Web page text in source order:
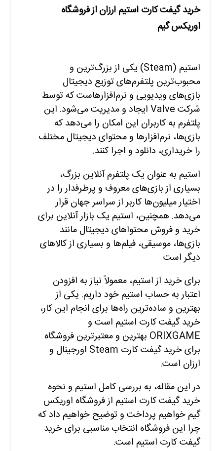
خرید گیفت کارت استیم ارزان از فروشگاه
اوریکس گیم
استیم (Steam) یکی از بزرگ‌ترین و
محبوب‌ترین پلتفرم‌های توزیع دیجیتال
بازی‌های ویدیویی و نرم‌افزارهاست که توسط
شرکت Valve ایجاد و مدیریت می‌شود. این
پلتفرم به کاربران این امکان را می‌دهد که
بازی‌ها، نرم‌افزارها و محتوای دیجیتال مختلف
را خریداری، دانلود و اجرا کنند.
استیم به عنوان یک پلتفرم آنلاین بزرگ،
بسیاری از بازی‌های معروف و پرطرفدار را در
اختیار میلیون‌ها کاربر از سراسر جهان قرار
می‌دهد. همچنین، استیم یک بازار آنلاین برای
خرید و فروش محتواهای دیجیتال مانند
بازی‌ها، موسیقی، فیلم‌ها و بسیاری از کالاهای
دیگر است
برای خرید از استیم، معمولاً نیاز به افزودن
اعتبار به حساب استیم خود داریم. یکی از
بهترین و ساده‌ترین راه‌ها برای انجام این کار،
خرید گیفت کارت استیم است و
ORIXGAME بهترین و معتبرترین فروشگاه
برای خرید گیفت کارت Steam اورجینال و
ارزان است.
در این مقاله، به بررسی کامل استیم و نحوه
خرید گیفت کارت استیم از فروشگاه اوریکس
گیم خواهیم پرداخت و توضیح خواهیم داد که
چرا این فروشگاه انتخاب مناسبی برای خرید
گیفت کارت استیم است.